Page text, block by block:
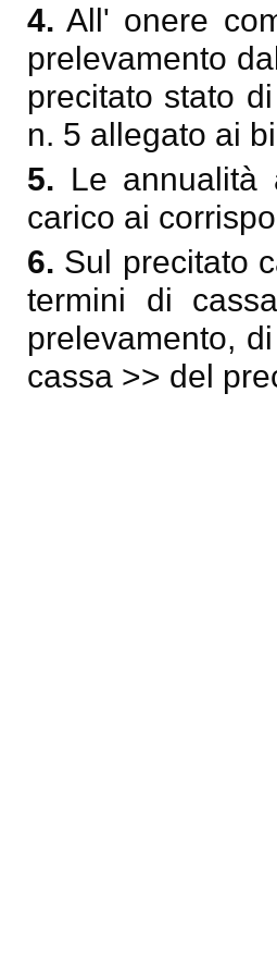
4. All' onere
prelevamento
precitato stato
n. 5 allegato ai
5. Le
carico ai
6. Sul precitato
termini di
prelevamento,
cassa >> del